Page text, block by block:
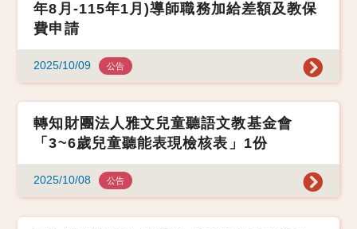
年8月-115年1月)導師職務加給差額及教保
費申請
2025/10/09 公告
轉知財團法人雅文兒童聽語文教基金會
「3~6歲兒童聽能表現檢核表」1份
2025/10/08 公告